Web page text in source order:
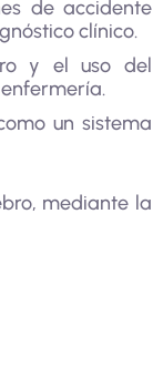
de accidente
clínico.
y el uso del
un sistema
mediante la